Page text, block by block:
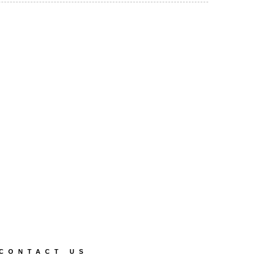
US